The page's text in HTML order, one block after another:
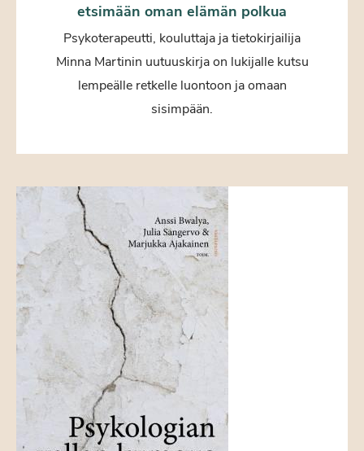
etsimään oman elämän polkua
Psykoterapeutti, kouluttaja ja tietokirjailija
Minna Martinin uutuuskirja on lukijalle kutsu
lempeälle retkelle luontoon ja omaan
sisimpään.